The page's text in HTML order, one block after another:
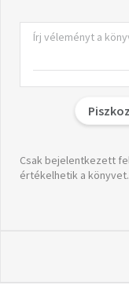
Csak bejelentkezett
értékelhetik a könyvet.